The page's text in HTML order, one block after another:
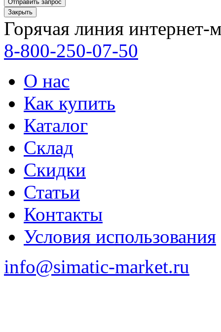
Закрыть
Горячая линия интернет-
8-800-250-07-50
О нас
Как купить
Каталог
Склад
Скидки
Статьи
Контакты
Условия использования
info@simatic-market.ru